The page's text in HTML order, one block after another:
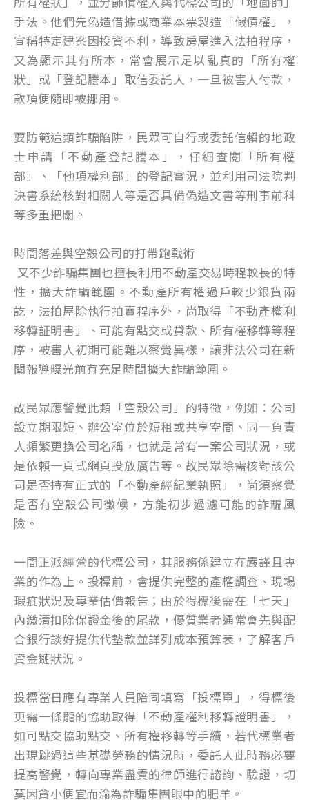
手法。他們先偽造借據或商業本票製造「假債權」，
宣稱特定建案因投資不利，導致房屋進入法拍程序，
又為顯示其有所本，常會展示足以亂真的「所有權
狀」或「登記謄本」取信委託人，一旦被害人付款，
款項便隨即被挪用。
要防範這類詐騙陷阱，民眾可自行或委託信賴的地政
士申請「不動產登記謄本」，仔細查閱「所有權
部」、「他項權利部」的登記實況，並利用司法院判
決書系統核對相關人等是否具備偽造文書等刑事前科
等多重把關。
時間落差與空殼公司的打帶跑戰術
又不少詐騙集團也擅長利用不動產交易時程較長的特
性，擴大詐騙範圍。不動產所有權過戶較少銀貨兩
訖，法拍屋除執行拍賣程序外，尚取得「不動產權利
移轉証明書」、可能有點交或貸款、所有權移轉等程
序，被害人初期可能難以察覺異樣，讓非法公司在新
聞報導曝光前有充足時間擴大詐騙範圍。
故民眾應警覺此類「空殼公司」的特徵，例如：公司
設立期限短、辦公室位於短租或共享空間、同一負責
人頻繁更換公司名稱，也就是常有一案公司狀況，或
是依賴一頁式網頁投放廣告等。故民眾除需核對該公
司是否持有正式的「不動產經紀業執照」，尚須察覺
是否有空殼公司徵候，方能初步過濾可能的詐騙風
險。
一間正派經營的代標公司，其服務係建立在嚴謹且專
業的作為上。投標前，會提供完整的產權調查、現場
瑕疵狀況及專業估價報告；由於得標後需在「七天」
內繳清扣除保證金後的尾款，優質業者通常會先與配
合銀行談好提供代墊款並詳列成本預算表，了解客戶
資金鏈狀況。
投標當日應有專業人員陪同填寫「投標單」，得標後
更需一條龍的協助取得「不動產權利移轉證明書」，
如可點交協助點交、所有權移轉等手續，若代標業者
出現跳過這些基礎勞務的情況時，委託人此時務必要
提高警覺，轉向專業盡責的律師進行諮詢、驗證，切
莫因貪小便宜而淪為詐騙集團眼中的肥羊。